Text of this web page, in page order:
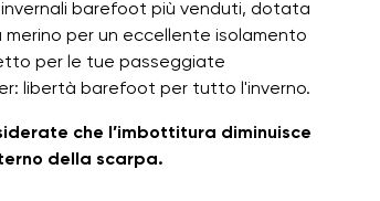
barefoot più venduti, dotata
per un eccellente isolamento
per le tue passeggiate
libertà barefoot per tutto l'inverno.
che l’imbottitura diminuisce
della scarpa.